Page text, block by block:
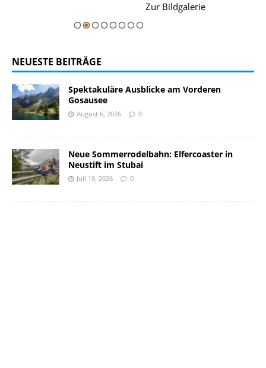
Zur Bildgalerie
NEUESTE BEITRÄGE
Spektakuläre Ausblicke am Vorderen
Gosausee
August 6, 2026 0
Neue Sommerrodelbahn: Elfercoaster in
Neustift im Stubai
Juli 10, 2026 0